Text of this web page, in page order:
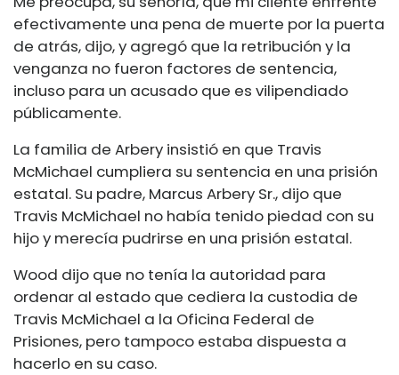
efectivamente una pena de muerte por la puerta
de atrás, dijo, y agregó que la retribución y la
venganza no fueron factores de sentencia,
incluso para un acusado que es vilipendiado
públicamente.
La familia de Arbery insistió en que Travis
McMichael cumpliera su sentencia en una prisión
estatal. Su padre, Marcus Arbery Sr., dijo que
Travis McMichael no había tenido piedad con su
hijo y merecía pudrirse en una prisión estatal.
Wood dijo que no tenía la autoridad para
ordenar al estado que cediera la custodia de
Travis McMichael a la Oficina Federal de
Prisiones, pero tampoco estaba dispuesta a
hacerlo en su caso.